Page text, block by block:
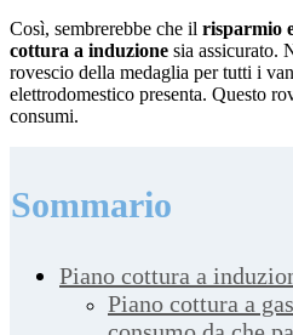
Così, sembrerebbe che il risparmio
cottura a induzione sia assicurato.
rovescio della medaglia per tutti i
elettrodomestico presenta. Questo
consumi.
Sommario
Piano cottura a
Piano cottura a